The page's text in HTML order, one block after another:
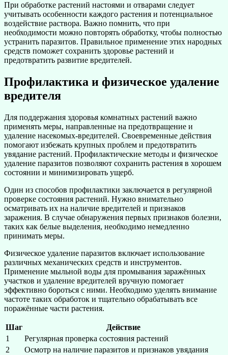
При обработке растений настоями и отварами следует
учитывать особенности каждого растения и потенциальное
воздействие раствора. Важно помнить, что при
необходимости можно повторять обработку, чтобы полностью
устранить паразитов. Правильное применение этих народных
средств поможет сохранить здоровье растений и
предотвратить развитие вредителей.
Профилактика и физическое удаление
вредителя
Для поддержания здоровья комнатных растений важно
применять меры, направленные на предотвращение и
удаление насекомых-вредителей. Своевременные действия
помогают избежать крупных проблем и предотвратить
увядание растений. Профилактические методы и физическое
удаление паразитов позволяют сохранить растения в хорошем
состоянии и минимизировать ущерб.
Один из способов профилактики заключается в регулярной
проверке состояния растений. Нужно внимательно
осматривать их на наличие вредителей и признаков
заражения. В случае обнаружения первых признаков болезни,
таких как белые выделения, необходимо немедленно
принимать меры.
Физическое удаление паразитов включает использование
различных механических средств и инструментов.
Применение мыльной воды для промывания заражённых
участков и удаление вредителей вручную помогает
эффективно бороться с ними. Необходимо уделять внимание
частоте таких обработок и тщательно обрабатывать все
поражённые части растения.
Шаг
Действие
1
Регулярная проверка состояния растений
2
Осмотр на наличие паразитов и признаков увядания